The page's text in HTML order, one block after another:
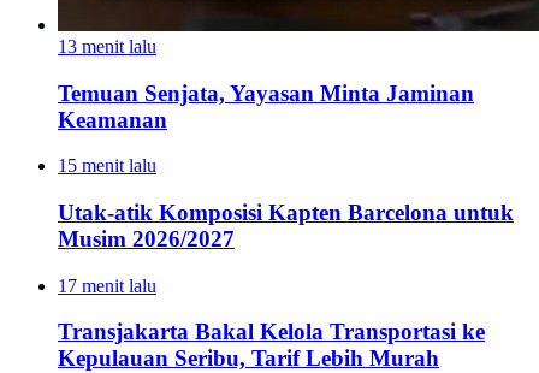
13 menit lalu
Temuan Senjata, Yayasan Minta Jaminan
Keamanan
15 menit lalu
Utak-atik Komposisi Kapten Barcelona untuk
Musim 2026/2027
17 menit lalu
Transjakarta Bakal Kelola Transportasi ke
Kepulauan Seribu, Tarif Lebih Murah